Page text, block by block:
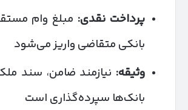
پرداخت نقدی: مبلغ وام
بانکی متقاضی واریز می‌شود
وثیقه: نیازمند ضامن، سند
بانک‌ها سپرده‌گذاری است